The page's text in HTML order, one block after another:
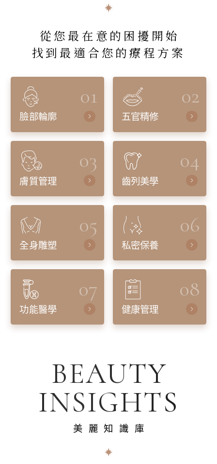
從您最在意的困擾開始
找到最適合您的療程方案
01
臉部輪廓
02
五官精修
03
膚質管理
04
齒列美學
05
全身雕塑
06
私密保養
07
功能醫學
08
健康管理
BEAUTY
INSIGHTS
美麗知識庫